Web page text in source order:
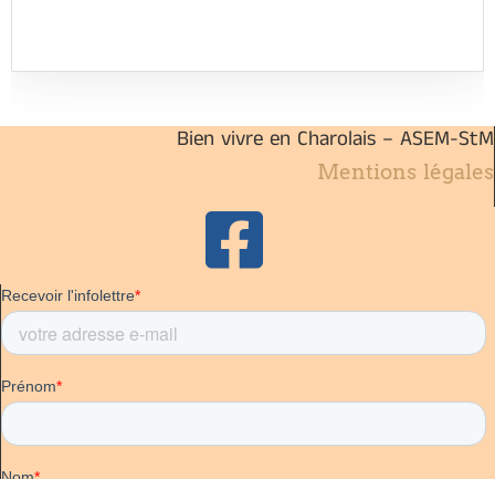
Bien vivre en Charolais – ASEM-StM
Mentions légales